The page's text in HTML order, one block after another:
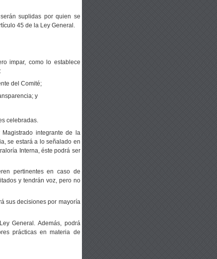
suplidas por quien se
45 de la Ley General.
impar, como lo establece
del Comité;
y
celebradas.
integrante de la
se estará a lo señalado en
Interna, éste podrá ser
pertinentes en caso de
y tendrán voz, pero no
sus decisiones por mayoría
General. Además, podrá
prácticas en materia de